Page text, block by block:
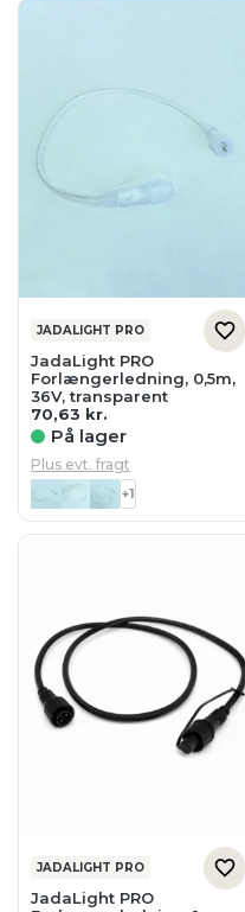
JADALIGHT PRO
JadaLight PRO
Forlængerledning, 0,5m,
36V, transparent
70,63 kr.
På lager
Plus evt. fragt
+1
JADALIGHT PRO
JadaLight PRO